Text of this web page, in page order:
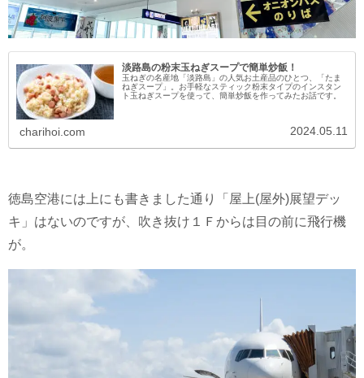
淡路島の粉末玉ねぎスープで簡単炒飯！
玉ねぎの名産地「淡路島」の人気お土産品のひとつ、「たま
ねぎスープ」。お手軽なスティック粉末タイプのインスタン
ト玉ねぎスープを使って、簡単炒飯を作ってみたお話です。
charihoi.com 2024.05.11
徳島空港には上にも書きました通り「屋上(屋外)展望デッ
キ」はないのですが、吹き抜け１Ｆからは目の前に飛行機
が。